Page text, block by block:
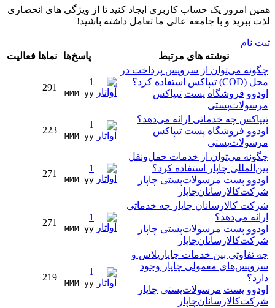
همین امروز یک حساب کاربری ایجاد کنید تا از ویژگی های انحصاری
لذت ببرید و با جامعه عالی ما تعامل داشته باشید!
ثبت نام
نوشته های مرتبط
پاسخ‌ها نماها فعالیت
چگونه می‌توان از سرویس پرداخت در
محل (COD) تیپاکس استفاده کرد؟
اودوو فروشگاه پست تیپاکس
مرسولات‌پستی
1
MMM yy
291
تیپاکس چه خدماتی ارائه می‌دهد؟
اودوو فروشگاه پست تیپاکس
مرسولات‌پستی
1
MMM yy
223
چگونه می‌توان از خدمات حمل‌ونقل
بین‌المللی چاپار استفاده کرد؟
اودوو پست مرسولات‌پستی چاپار
شرکت‌کالارسانان‌چاپار
1
MMM yy
271
شرکت کالارسانان چاپار چه خدماتی
ارائه می‌دهد؟
اودوو پست مرسولات‌پستی چاپار
شرکت‌کالارسانان‌چاپار
1
MMM yy
271
چه تفاوتی بین خدمات چاپارپلاس و
سرویس‌های معمولی چاپار وجود
دارد؟
اودوو پست مرسولات‌پستی چاپار
شرکت‌کالارسانان‌چاپار
1
MMM yy
219